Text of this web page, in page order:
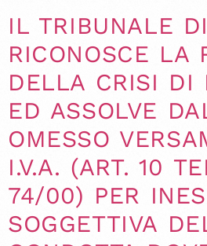
IL TRIBUNALE
RICONOSCE LA
DELLA CRISI DI
ED ASSOLVE
OMESSO
I.V.A. (ART. 10
74/00) PER
SOGGETTIVA